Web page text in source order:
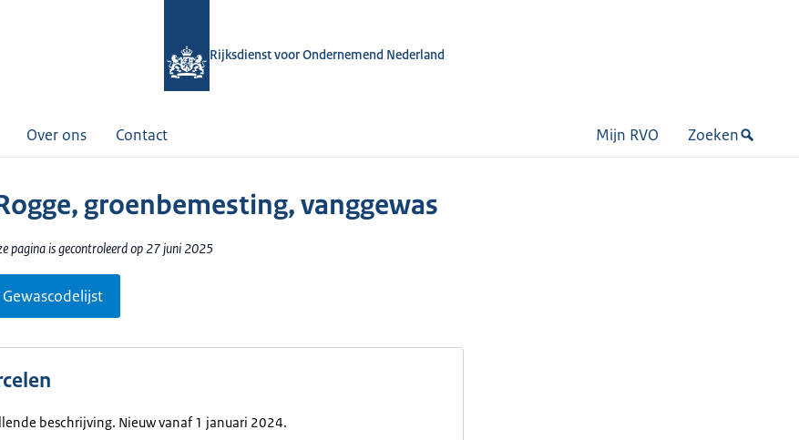
Rijksdienst voor Ondernemend Nederland
Over ons Contact Mijn RVO Zoeken
groenbemesting, vanggewas
pagina is gecontroleerd op 27 juni 2025
beschrijving. Nieuw vanaf 1 januari 2024.